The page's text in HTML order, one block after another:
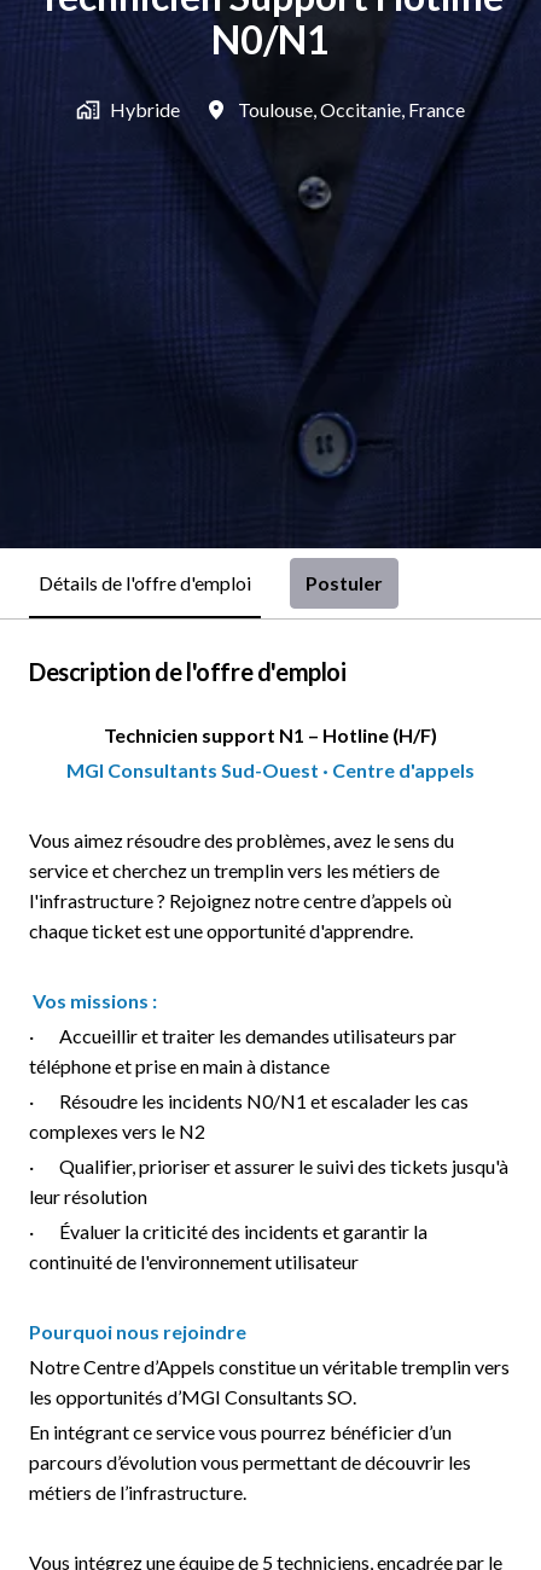
N0/N1
Hybride Toulouse Occitanie France
Détails de l'offre d'emploi Postuler
Description de l'offre d'emploi
Technicien support N1 – Hotline (H/F)
MGI Consultants Sud-Ouest · Centre d'appels
Vous aimez résoudre des problèmes, avez le sens du
service et cherchez un tremplin vers les métiers de
l'infrastructure ? Rejoignez notre centre d’appels où
chaque ticket est une opportunité d'apprendre.
Vos missions :
· Accueillir et traiter les demandes utilisateurs par
téléphone et prise en main à distance
· Résoudre les incidents N0/N1 et escalader les cas
complexes vers le N2
· Qualifier, prioriser et assurer le suivi des tickets jusqu'à
leur résolution
· Évaluer la criticité des incidents et garantir la
continuité de l'environnement utilisateur
Pourquoi nous rejoindre
Notre Centre d’Appels constitue un véritable tremplin vers
les opportunités d’MGI Consultants SO.
En intégrant ce service vous pourrez bénéficier d’un
parcours d’évolution vous permettant de découvrir les
métiers de l’infrastructure.
Vous intégrez une équipe de 5 techniciens, encadrée par le